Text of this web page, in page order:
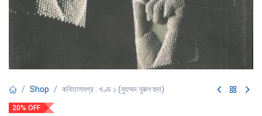
Shop কবিতাসমগ্র : খণ্ড ১ (মুহম্মদ নূরুল হুদা)
20% OFF